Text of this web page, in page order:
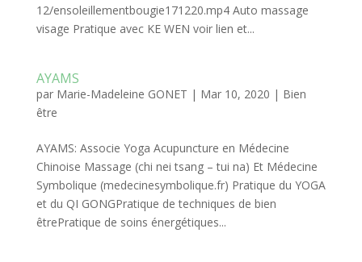
12/ensoleillementbougie171220.mp4 Auto massage
visage Pratique avec KE WEN voir lien et...
AYAMS
par Marie-Madeleine GONET | Mar 10, 2020 | Bien
être
AYAMS: Associe Yoga Acupuncture en Médecine
Chinoise Massage (chi nei tsang – tui na) Et Médecine
Symbolique (medecinesymbolique.fr) Pratique du YOGA
et du QI GONGPratique de techniques de bien
êtrePratique de soins énergétiques...